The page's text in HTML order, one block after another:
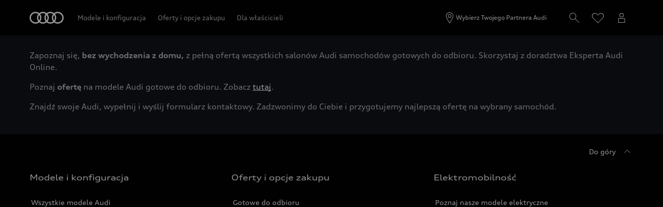
Modele i konfiguracja Oferty i opcje zakupu Dla właścicieli Wybierz Twojego Partnera Audi
Zapoznaj się, bez wychodzenia z domu, z pełną ofertą wszystkich salonów Audi samochodów gotowych do odbioru. Skorzystaj z doradztwa Eksperta Audi
Online.
Poznaj ofertę na modele Audi gotowe do odbioru. Zobacz tutaj.
Znajdź swoje Audi, wypełnij i wyślij formularz kontaktowy. Zadzwonimy do Ciebie i przygotujemy najlepszą ofertę na wybrany samochód.
Do góry
Modele i konfiguracja
Wszystkie modele Audi
Oferty i opcje zakupu
Gotowe do odbioru
Elektromobilność
Poznaj nasze modele elektryczne